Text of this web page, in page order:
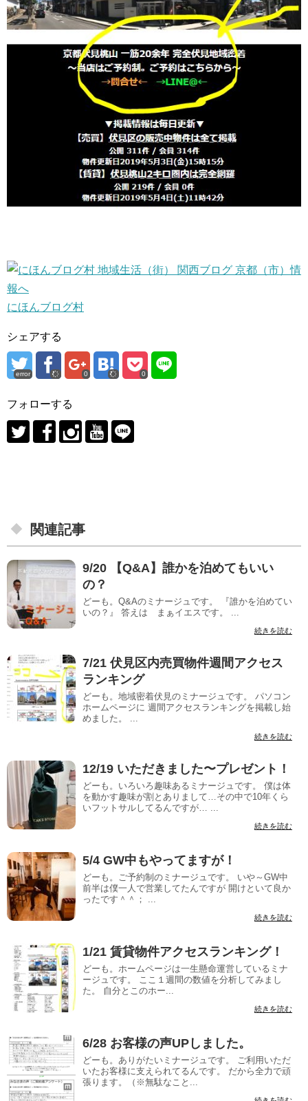
にほんブログ村
シェアする
error 0 0
フォローする
関連記事
9/20 【Q&A】誰かを泊めてもいい
の？
どーも。Q&Aのミナージュです。 『誰かを泊めてい
いの？』 答えは まぁイエスです。 ...
続きを読む
7/21 伏見区内売買物件週間アクセス
ランキング
どーも。地域密着伏見のミナージュです。 パソコン
ホームページに 週間アクセスランキングを掲載し始
めました。 ...
続きを読む
12/19 いただきました〜プレゼント！
どーも。いろいろ趣味あるミナージュです。 僕は体
を動かす趣味が割とありまして…その中で10年くら
いフットサルしてるんですが… ...
続きを読む
5/4 GW中もやってますが！
どーも。ご予約制のミナージュです。 いや～GW中
前半は僕一人で営業してたんですが 開けといて良か
ったです＾＾； ...
続きを読む
1/21 賃貸物件アクセスランキング！
どーも。ホームページは一生懸命運営しているミナ
ージュです。 ここ１週間の数値を分析してみまし
た。 自分とこのホー...
続きを読む
6/28 お客様の声UPしました。
どーも。ありがたいミナージュです。 ご利用いただ
いたお客様に支えられてるんです。 だから全力で頑
張ります。（※無駄なこと...